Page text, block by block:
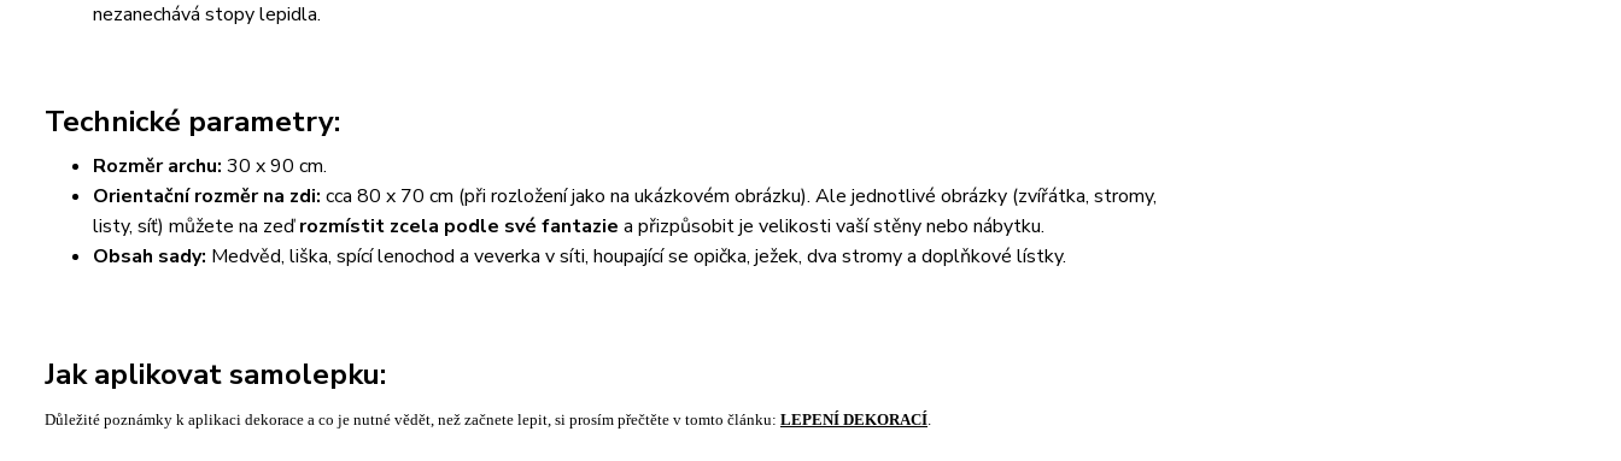
nezanechává stopy lepidla.
Technické parametry:
Rozměr archu: 30 x 90 cm.
Orientační rozměr na zdi: cca 80 x 70 cm (při rozložení jako na ukázkovém obrázku). Ale jednotlivé obrázky (zvířátka, stromy,
listy, síť) můžete na zeďrozmístit zcela podle své fantazie a přizpůsobit je velikosti vaší stěny nebo nábytku.
Obsah sady: Medvěd, liška, spící lenochod a veverka v síti, houpající se opička, ježek, dva stromy a doplňkové lístky.
Jak aplikovat samolepku:
Důležité poznámky k aplikaci dekorace a co je nutné vědět, než začnete lepit, si prosím přečtěte v tomto článku: LEPENÍ DEKORACÍ.